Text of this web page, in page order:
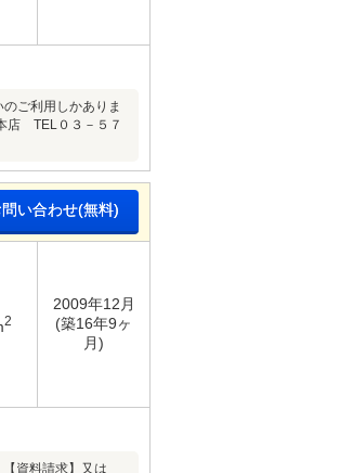
ご利用しかありま
店 TEL０３－５７
問い合わせ(無料)
2
2009年12月
(築16年9ヶ
月)
資料請求】又は